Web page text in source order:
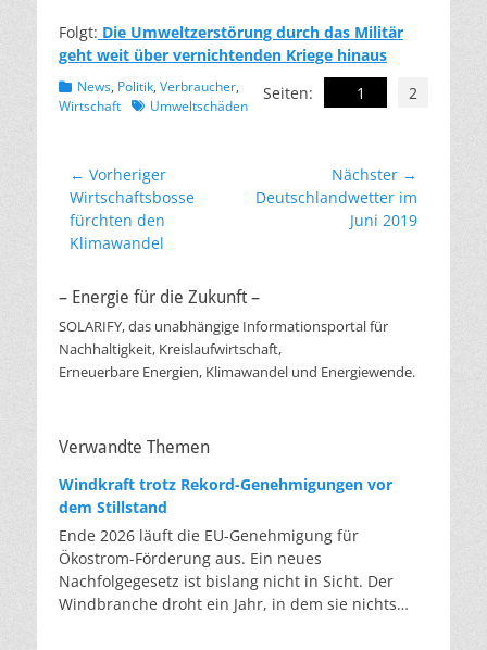
Folgt: Die Umweltzerstörung durch das Militär
geht weit über vernichtenden Kriege hinaus
Seiten:
1 2
Kategorien
News, Politik, Verbraucher,
Wirtschaft Schlagworte
Umweltschäden
Beitragsnavigation
← Vorheriger
Vorheriger
Beitrag:
Wirtschaftsbosse
fürchten den
Klimawandel
Nächster →
Nächster
Deutschlandwetter im
Juni 2019
– Energie für die Zukunft –
SOLARIFY, das unabhängige Informationsportal für
Nachhaltigkeit, Kreislaufwirtschaft,
Erneuerbare Energien, Klimawandel und Energiewende.
Verwandte Themen
Windkraft trotz Rekord-Genehmigungen vor
dem Stillstand
Ende 2026 läuft die EU-Genehmigung für
Ökostrom-Förderung aus. Ein neues
Nachfolgegesetz ist bislang nicht in Sicht. Der
Windbranche droht ein Jahr, in dem sie nichts